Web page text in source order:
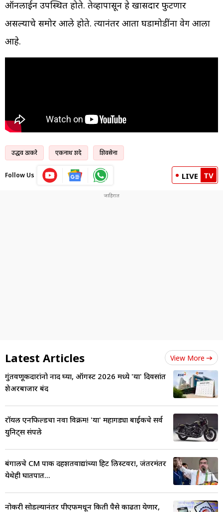
ऑनलाईन उपस्थित होते. तेव्हापासून हे खासदार फुटणार
असल्याचे समोर आले होते. त्यानंतर आता घडामोडींना वेग आला
आहे.
उद्धव ठाकरे एकनाथ शिंदे शिवसेना
Follow Us LIVE TV
Latest Articles View More
गुंतवणूकदारांनो नोंद घ्या, ऑगस्ट 2026 मध्ये 'या' दिवसांत
शेअरबाजार बंद
रॉयल एनफिल्डचा नवा विक्रम! 'या' महागड्या बाईकचे सर्व
युनिट्स संपले
बंगालचे CM पाक दहशतवाद्यांच्या हिट लिस्टवर!, जंतरमंतर
येथेही घातपात...
नोकरी सोडल्यानंतर पीएफमधून किती पैसे काढता येणार,